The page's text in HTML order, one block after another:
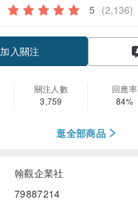
5 (2,136)
加入關注
關注人數
3,759
回應率
84%
逛全部商品
翰觀企業社
79887214